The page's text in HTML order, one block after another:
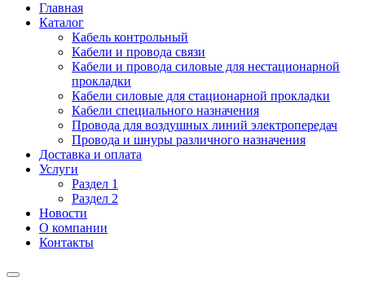
Главная
Каталог
Кабель контрольный
Кабели и провода связи
Кабели и провода силовые для нестационарной
прокладки
Кабели силовые для стационарной прокладки
Кабели специального назначения
Провода для воздушных линий электропередач
Провода и шнуры различного назначения
Доставка и оплата
Услуги
Раздел 1
Раздел 2
Новости
О компании
Контакты